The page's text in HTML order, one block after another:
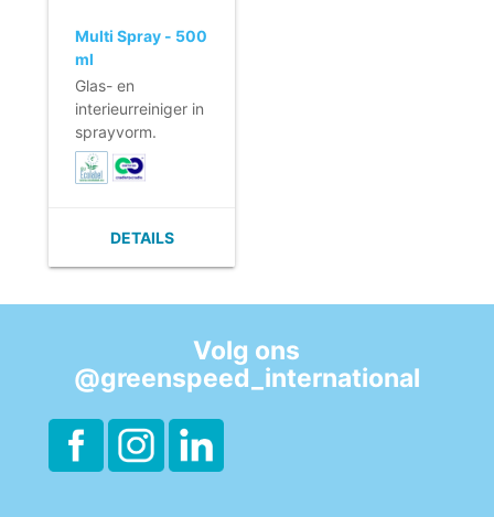
Multi Spray - 500
ml
Glas- en
interieurreiniger in
sprayvorm.
- Kant- en- klare
formule.
- Efficiënte
reinigingskracht.
Cradle to Cradle.
DETAILS
Volg ons
@greenspeed_international